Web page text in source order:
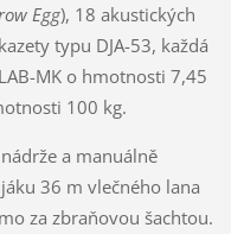
Egg), 18 akustických
typu DJA-53, každá
MK o hmotnosti 7,45
100 kg.
a manuálně
36 m vlečného lana
za zbraňovou šachtou.